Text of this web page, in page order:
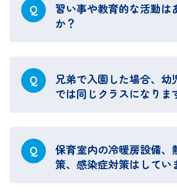
Q
習い事や教育的な活動は
か？
Q
兄弟で入園した場合、幼
では同じクラスになりま
Q
保育室内の冷暖房設備、
策、感染症対策はしてい